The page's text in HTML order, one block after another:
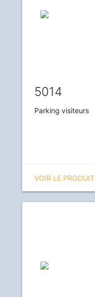
5014
Parking visiteurs
VOIR LE PRODUIT